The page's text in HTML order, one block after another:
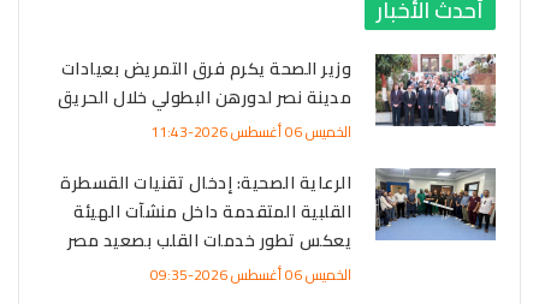
أحدث الأخبار
وزير الصحة يكرم فرق التمريض بعيادات
مدينة نصر لدورهن البطولي خلال الحريق
الخميس 06 أغسطس 2026-11:43
الرعاية الصحية: إدخال تقنيات القسطرة
القلبية المتقدمة داخل منشآت الهيئة
يعكس تطور خدمات القلب بصعيد مصر
الخميس 06 أغسطس 2026-09:35